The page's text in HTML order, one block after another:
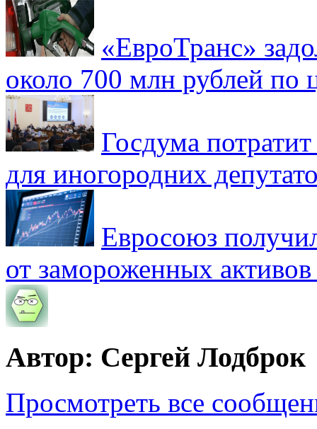
«ЕвроТранс»
около 700 млн рублей
Госдума
для иногородних
Евросоюз
от замороженных
Автор: Сергей Лодброк
Просмотреть все